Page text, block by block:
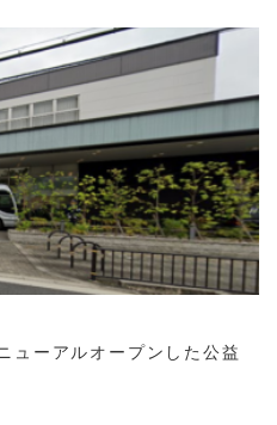
ューアルオープンした公益